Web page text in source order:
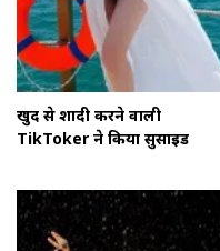
खुद से शादी करने वाली
TikToker ने किया सुसाइड